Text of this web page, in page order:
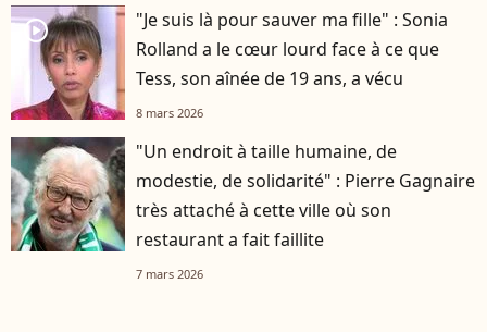
player2
"Je suis là pour sauver ma fille" : Sonia
Rolland a le cœur lourd face à ce que
Tess, son aînée de 19 ans, a vécu
8 mars 2026
"Un endroit à taille humaine, de
modestie, de solidarité" : Pierre Gagnaire
très attaché à cette ville où son
restaurant a fait faillite
7 mars 2026